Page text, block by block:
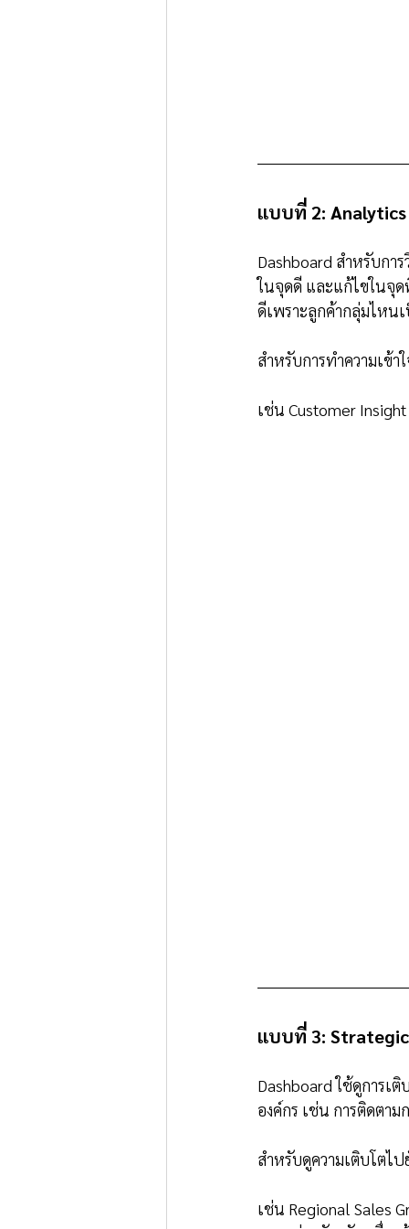
แบบที่ 2:
Dashboard สำหรับกา
ในจุดดี และแก้ไขในจุด
ดีเพราะลูกค้ากลุ่มไหน
สำหรับการทำความเข้
เช่น Customer
แบบที่ 3:
Dashboard ใช้ดูการเ
องค์กร เช่น การติดตา
สำหรับดูความเติบโตไ
เช่น Regional Sales